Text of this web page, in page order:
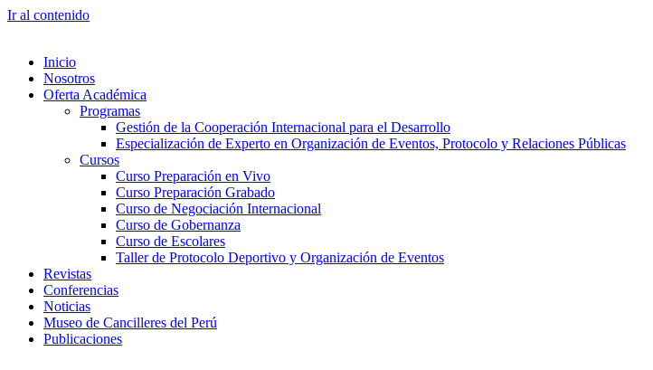
Ir al contenido
Inicio
Nosotros
Oferta Académica
Programas
Gestión de la Cooperación Internacional para el Desarrollo
Especialización de Experto en Organización de Eventos, Protocolo y Relaciones Públicas
Cursos
Curso Preparación en Vivo
Curso Preparación Grabado
Curso de Negociación Internacional
Curso de Gobernanza
Curso de Escolares
Taller de Protocolo Deportivo y Organización de Eventos
Revistas
Conferencias
Noticias
Museo de Cancilleres del Perú
Publicaciones